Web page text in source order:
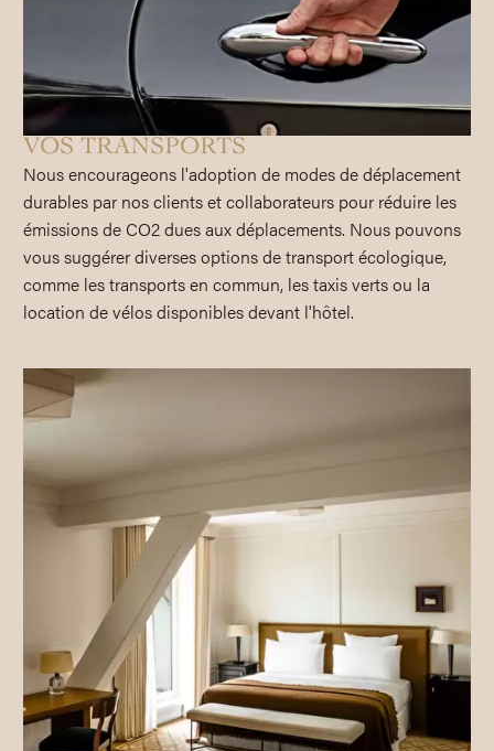
VOS TRANSPORTS
Nous encourageons l'adoption de modes de déplacement
durables par nos clients et collaborateurs pour réduire les
émissions de CO2 dues aux déplacements. Nous pouvons
vous suggérer diverses options de transport écologique,
comme les transports en commun, les taxis verts ou la
location de vélos disponibles devant l'hôtel.